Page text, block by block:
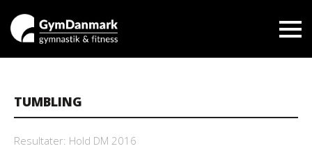
TUMBLING
Resultater: Hold DM 2016